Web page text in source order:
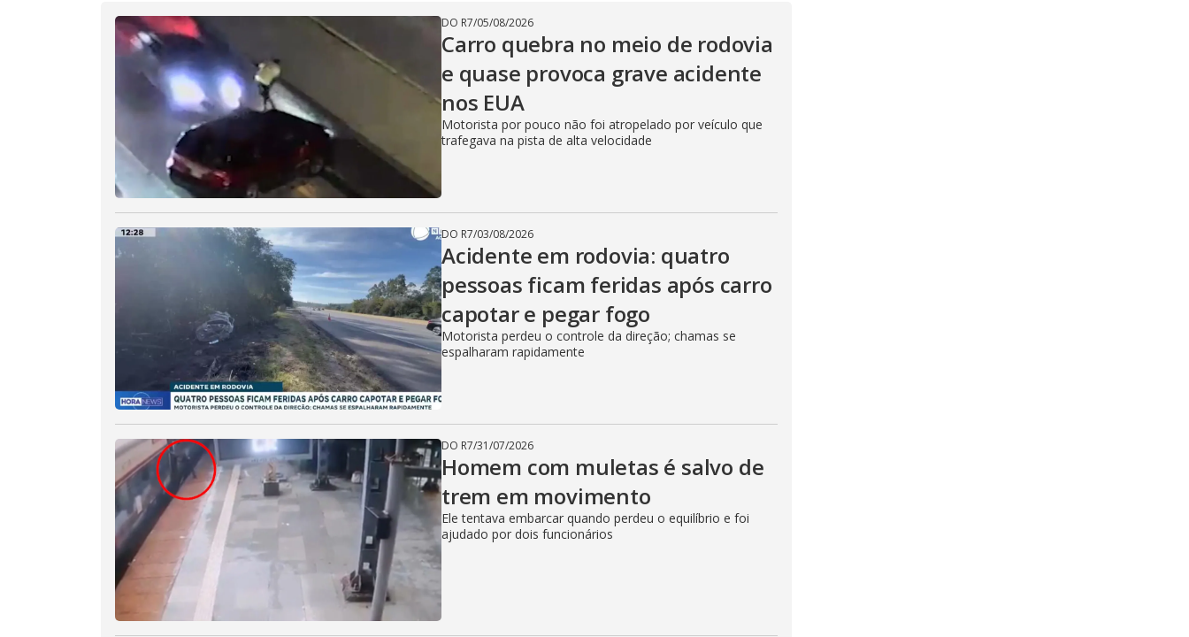
DO R7/05/08/2026
Carro quebra no meio de rodovia
e quase provoca grave acidente
nos EUA
Motorista por pouco não foi atropelado por veículo que
trafegava na pista de alta velocidade
DO R7/03/08/2026
Acidente em rodovia: quatro
pessoas ficam feridas após carro
capotar e pegar fogo
Motorista perdeu o controle da direção; chamas se
espalharam rapidamente
DO R7/31/07/2026
Homem com muletas é salvo de
trem em movimento
Ele tentava embarcar quando perdeu o equilíbrio e foi
ajudado por dois funcionários